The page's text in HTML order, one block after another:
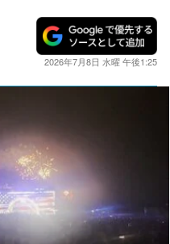
2026年7月8日 水曜 午後1:25